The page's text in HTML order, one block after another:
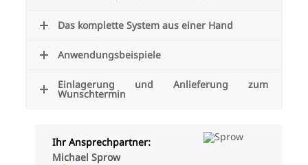
Das komplette System aus einer Hand
Anwendungsbeispiele
Einlagerung und Anlieferung zum
Wunschtermin
Ihr Ansprechpartner:
Michael Sprow